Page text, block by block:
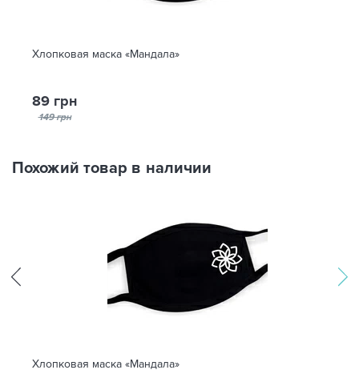
Хлопковая маска «Мандала»
89 грн
149 грн
Похожий товар в наличии
Хлопковая маска «Мандала»